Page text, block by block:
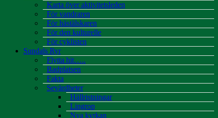
Karta över aktivitetsleden
För vandraren
För hästälskaren
För den kulturelle
För cyklisten
Sundals Ryr
Flytta hit…..
Badplatsen
Fakta
Sevärdheter
Hällristningar
Lingrop
Nya kyrkan